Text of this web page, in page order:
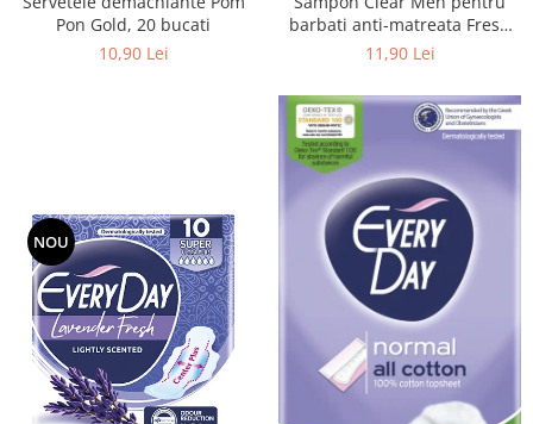
Pon Gold, 20 bucati
10,90 Lei
barbati anti-matreata Fresh
cu menta 225 ml
11,90 Lei
NOU